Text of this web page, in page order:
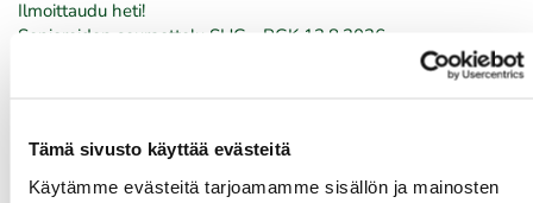
Tämä sivusto käyttää evästeitä
Käytämme evästeitä tarjoamamme sisällön ja mainosten
Ilmoittaudu heti!
​​​​​​​Senioreiden seuraottelu SHG - PGK 13.8.2026.
21.-23.8.2026
03.08.